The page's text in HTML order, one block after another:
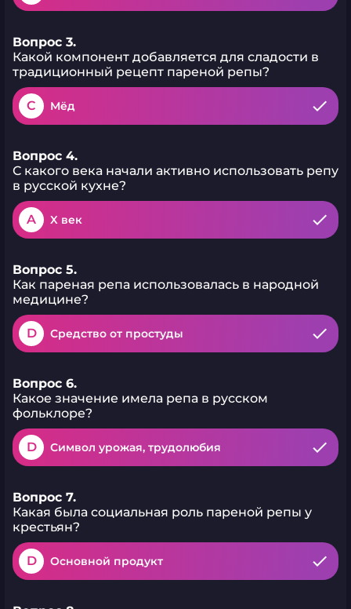
Вопрос 3.
Какой компонент добавляется для сладости в
традиционный рецепт пареной репы?
C Мёд
Вопрос 4.
С какого века начали активно использовать репу
в русской кухне?
A X век
Вопрос 5.
Как пареная репа использовалась в народной
медицине?
D Средство от простуды
Вопрос 6.
Какое значение имела репа в русском
фольклоре?
D Символ урожая, трудолюбия
Вопрос 7.
Какая была социальная роль пареной репы у
крестьян?
D Основной продукт